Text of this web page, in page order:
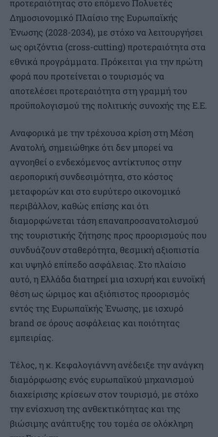
προτεραιότητας στο επόμενο Πολυετές
Δημοσιονομικό Πλαίσιο της Ευρωπαϊκής
Ένωσης (2028-2034), με στόχο να λειτουργήσει
ως οριζόντια (cross-cutting) προτεραιότητα στα
εθνικά προγράμματα. Πρόκειται για την πρώτη
φορά που προτείνεται ο τουρισμός να
αποτελέσει προτεραιότητα στη γραμμή του
προϋπολογισμού της πολιτικής συνοχής της Ε.Ε.
Αναφορικά με την τρέχουσα κρίση στη Μέση
Ανατολή, σημειώθηκε ότι δεν μπορεί να
αγνοηθεί ο ενδεχόμενος αντίκτυπος στην
αεροπορική συνδεσιμότητα, στο κόστος
μεταφορών και στο ευρύτερο οικονομικό
περιβάλλον, καθώς επίσης και ότι
διαμορφώνεται τάση επαναπροσανατολισμού
της τουριστικής ζήτησης προς προορισμούς που
συνδυάζουν σταθερότητα, θεσμική αξιοπιστία
και υψηλό επίπεδο ασφάλειας. Στο πλαίσιο
αυτό, η Ελλάδα διατηρεί μια ισχυρή και ευνοϊκή
θέση ως ώριμος και αξιόπιστος προορισμός
εντός της Ευρωπαϊκής Ένωσης, με ισχυρό
brand σε όρους ασφάλειας και ποιότητας
εμπειρίας.
Τέλος, η κ. Κεφαλογιάννη ανέδειξε την ανάγκη
διαμόρφωσης ενός ευρωπαϊκού μηχανισμού
διαχείρισης κρίσεων στον τουρισμό, με στόχο
την ενίσχυση της ανθεκτικότητας και της
βιώσιμης ανάπτυξης του τομέα σε ολόκληρη